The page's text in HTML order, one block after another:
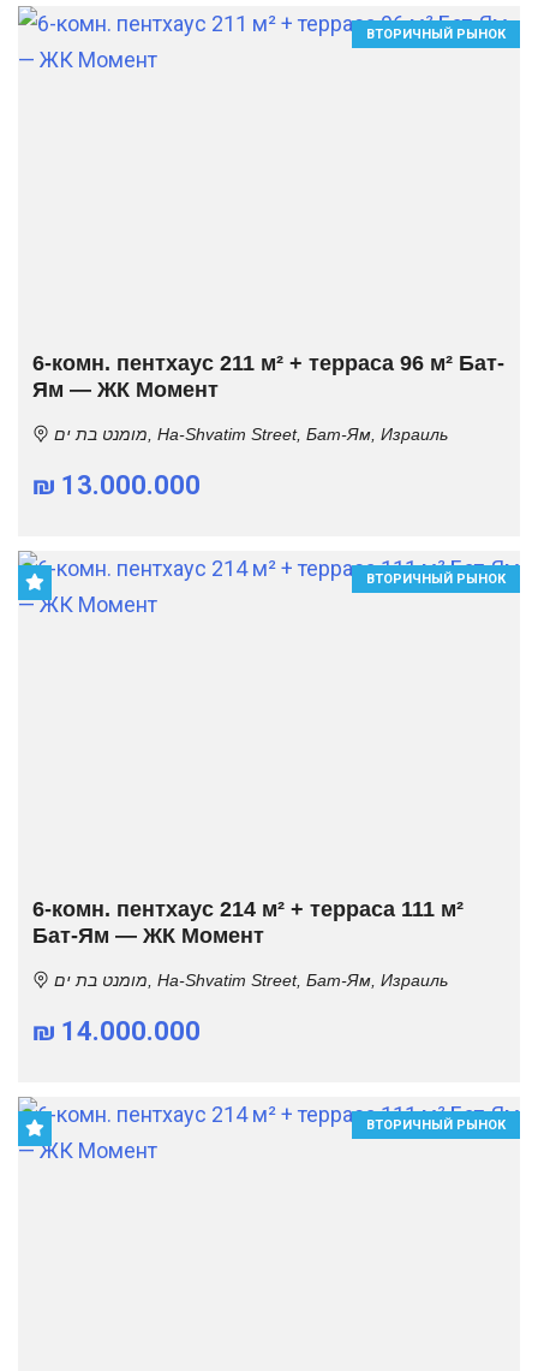
ВТОРИЧНЫЙ РЫНОК
6-комн. пентхаус 211 м² + терраса 96 м² Бат-
Ям — ЖК Момент
מומנט בת ים, Ha-Shvatim Street, Бат-Ям, Израиль
₪ 13.000.000
ВТОРИЧНЫЙ РЫНОК
6-комн. пентхаус 214 м² + терраса 111 м²
Бат-Ям — ЖК Момент
מומנט בת ים, Ha-Shvatim Street, Бат-Ям, Израиль
₪ 14.000.000
ВТОРИЧНЫЙ РЫНОК